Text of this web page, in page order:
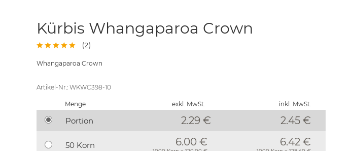
Kürbis Whangaparoa Crown
(2)
Whangaparoa Crown
Artikel-Nr.: WKWC398-10
Menge exkl. MwSt. inkl. MwSt.
Portion 2.29 € 2.45€
50 Korn 6.00 € 6.42 €